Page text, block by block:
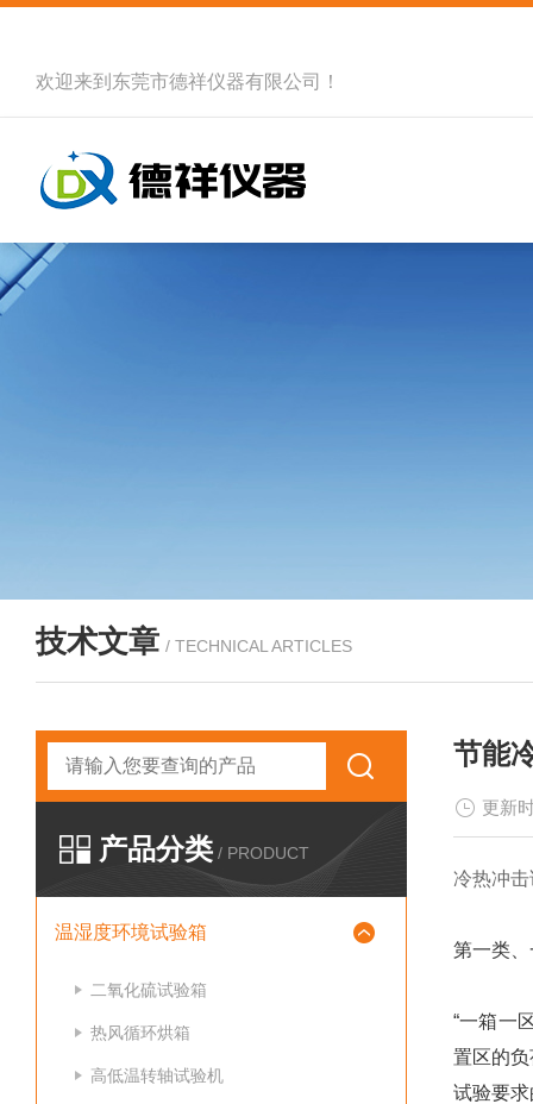
欢迎来到 东莞市德祥仪器有限公司 ！
技术文章 / TECHNICAL ARTICLES
产品分类 / PRODUCT
温湿度环境试验箱
二氧化硫试验箱
热风循环烘箱
高低温转轴试验机
节能
更新
冷热冲
第一类
“一箱一
置区的
试验要